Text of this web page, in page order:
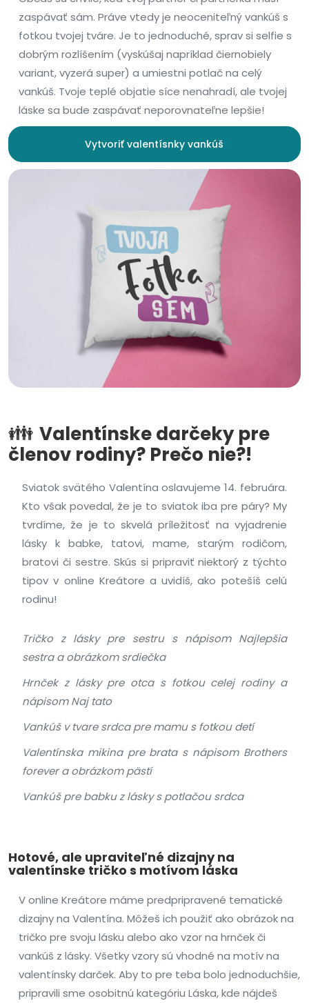
zaspávať sám. Práve vtedy je neoceniteľný vankúš s
fotkou tvojej tváre. Je to jednoduché, sprav si selfie s
dobrým rozlíšením (vyskúšaj napríklad čiernobiely
variant, vyzerá super) a umiestni potlač na celý
vankúš. Tvoje teplé objatie síce nenahradí, ale tvojej
láske sa bude zaspávať neporovnateľne lepšie!
Vytvoriť valentísnky vankúš
👪Valentínske darčeky pre
členov rodiny? Prečo nie?!
Sviatok svätého Valentína oslavujeme 14. februára.
Kto však povedal, že je to sviatok iba pre páry? My
tvrdíme, že je to skvelá príležitosť na vyjadrenie
lásky k babke, tatovi, mame, starým rodičom,
bratovi či sestre. Skús si pripraviť niektorý z týchto
tipov v online Kreátore a uvidíš, ako potešíš celú
rodinu!
Tričko z lásky pre sestru s nápisom Najlepšia
sestra a obrázkom srdiečka
Hrnček z lásky pre otca s fotkou celej rodiny a
nápisom Naj tato
Vankúš v tvare srdca pre mamu s fotkou detí
Valentínska mikina pre brata s nápisom Brothers
forever a obrázkom pästí
Vankúš pre babku z lásky s potlačou srdca
Hotové, ale upraviteľné dizajny na
valentínske tričko s motívom láska
V online Kreátore máme predpripravené tematické
dizajny na Valentína. Môžeš ich použiť ako obrázok na
tričko pre svoju lásku alebo ako vzor na hrnček či
vankúš z lásky. Všetky vzory sú vhodné na motív na
valentínsky darček. Aby to pre teba bolo jednoduchšie,
pripravili sme osobitnú kategóriu Láska, kde nájdeš